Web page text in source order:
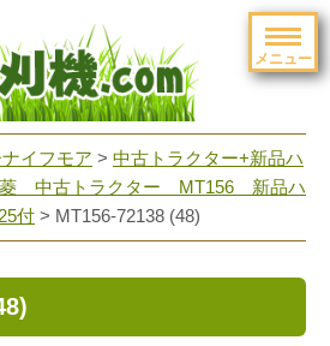
メニュー
イフモア > 中古トラクター+新品ハ
中古トラクター MT156 新品ハ
付 > MT156-72138 (48)